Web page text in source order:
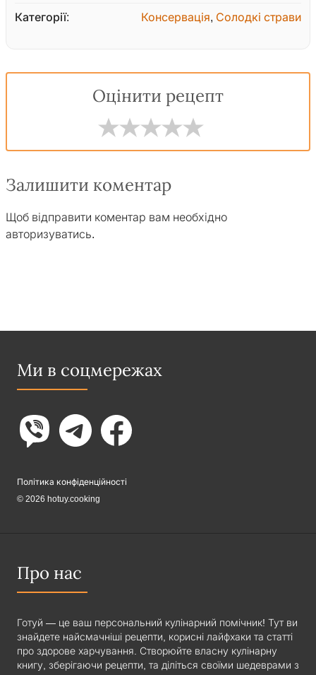
Категорії: Консервація, Солодкі страви
Оцінити рецепт
Залишити коментар
Щоб відправити коментар вам необхідно
авторизуватись.
Ми в соцмережах
Політика конфіденційності
© 2026 hotuy.cooking
Про нас
Готуй — це ваш персональний кулінарний помічник! Тут ви
знайдете найсмачніші рецепти, корисні лайфхаки та статті
про здорове харчування. Створюйте власну кулінарну
книгу, зберігаючи рецепти, та діліться своїми шедеврами з